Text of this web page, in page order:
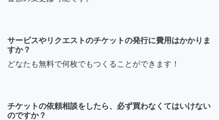
サービスやリクエストのチケットの発行に費用はかかりま
すか？
どなたも無料で何枚でもつくることができます！
チケットの依頼相談をしたら、必ず買わなくてはいけない
のですか？